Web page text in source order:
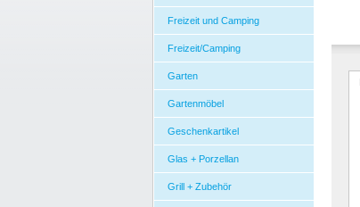
Freizeit und Camping
Freizeit/Camping
Garten
Gartenmöbel
Geschenkartikel
Glas + Porzellan
Grill + Zubehör